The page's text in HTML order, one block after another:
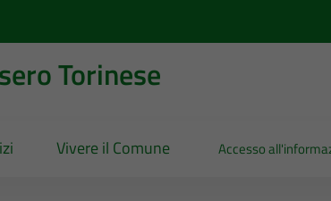
Torinese
Vivere il Comune Accesso